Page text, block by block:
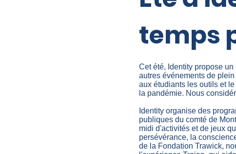
temps
Cet été, Identity propose
autres événements de
aux étudiants les outils et
la pandémie. Nous
Identity organise des
publiques du comté de
midi d'activités et de jeux
persévérance, la
de la Fondation Trawick,